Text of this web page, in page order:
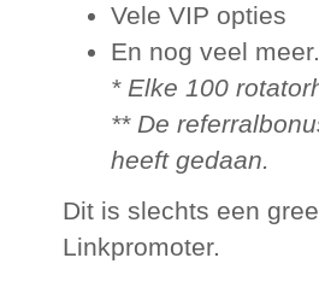
Vele VIP opties
En nog veel
* Elke 100
** De
heeft gedaan.
Dit is slechts een
Linkpromoter.